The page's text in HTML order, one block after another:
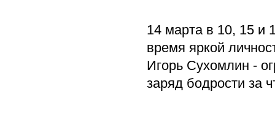
14 марта в 10, 15 и
время яркой
Игорь Сухомлин -
заряд бодрости за